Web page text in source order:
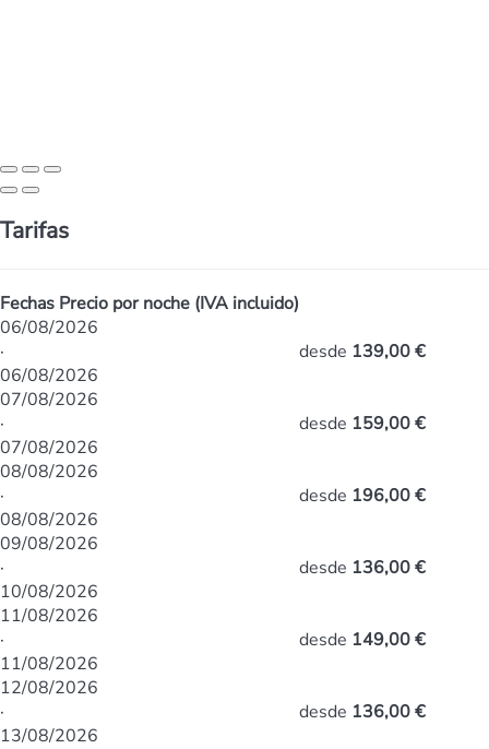
Tarifas
Fechas Precio por noche (IVA incluido)
06/08/2026
·
06/08/2026
desde 139,00 €
07/08/2026
·
07/08/2026
desde 159,00 €
08/08/2026
·
08/08/2026
desde 196,00 €
09/08/2026
·
10/08/2026
desde 136,00 €
11/08/2026
·
11/08/2026
desde 149,00 €
12/08/2026
·
13/08/2026
desde 136,00 €